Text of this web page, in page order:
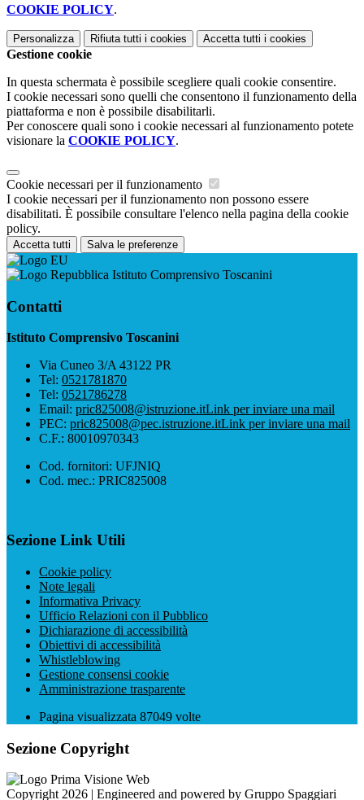
COOKIE POLICY.
Personalizza Rifiuta tutti i cookies Accetta tutti i cookies
Gestione cookie
In questa schermata è possibile scegliere quali cookie consentire.
I cookie necessari sono quelli che consentono il funzionamento della
piattaforma e non è possibile disabilitarli.
Per conoscere quali sono i cookie necessari al funzionamento potete
visionare la COOKIE POLICY.
Cookie necessari per il funzionamento
I cookie necessari per il funzionamento non possono essere
disabilitati. È possibile consultare l'elenco nella pagina della cookie
policy.
Accetta tutti Salva le preferenze
Istituto Comprensivo Toscanini
Contatti
Istituto Comprensivo Toscanini
Via Cuneo 3/A 43122 PR
Tel: 0521781870
Tel: 0521786278
Email: pric825008@istruzione.itLink per inviare una mail
PEC: pric825008@pec.istruzione.itLink per inviare una mail
C.F.: 80010970343
Cod. fornitori: UFJNIQ
Cod. mec.: PRIC825008
Sezione Link Utili
Cookie policy
Note legali
Informativa Privacy
Ufficio Relazioni con il Pubblico
Dichiarazione di accessibilità
Obiettivi di accessibilità
Whistleblowing
Gestione consensi cookie
Amministrazione trasparente
Pagina visualizzata 87049 volte
Sezione Copyright
Copyright 2026 | Engineered and powered by Gruppo Spaggiari